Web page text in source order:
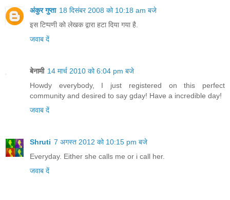
अंकुर गुप्ता 18 दिसंबर 2008 को 10:18 am बजे
इस टिप्पणी को लेखक द्वारा हटा दिया गया है.
जवाब दें
बेनामी 14 मार्च 2010 को 6:04 pm बजे
Howdy everybody, I just registered on this perfect
community and desired to say gday! Have a incredible day!
जवाब दें
Shruti 7 अगस्त 2012 को 10:15 pm बजे
Everyday. Either she calls me or i call her.
जवाब दें